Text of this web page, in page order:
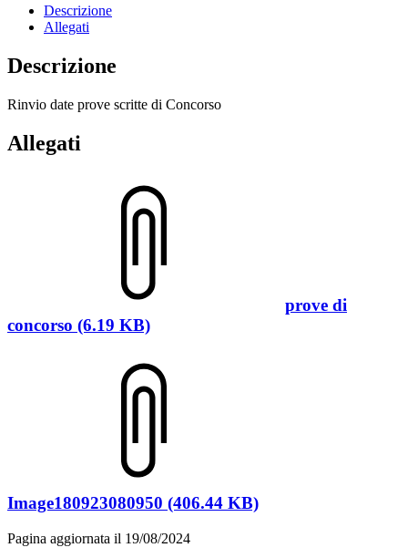
Descrizione
Allegati
Descrizione
Rinvio date prove scritte di Concorso
Allegati
prove di
concorso (6.19 KB)
Image180923080950 (406.44 KB)
Pagina aggiornata il 19/08/2024